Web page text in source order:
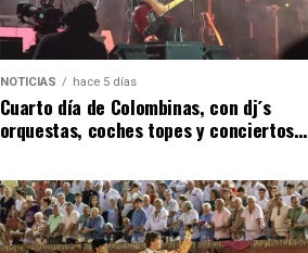
NOTICIAS hace 5 días
Cuarto día de Colombinas, con dj´s
orquestas, coches topes y conciertos…